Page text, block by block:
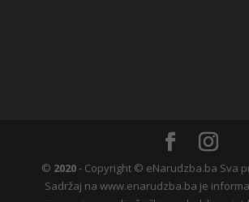
© 2020- Copyright © eNarudzba.ba Sva
Sadržaj na www.enarudzba.ba je